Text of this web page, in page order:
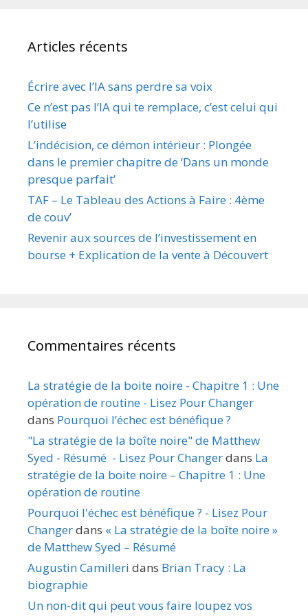
Articles récents
Écrire avec l’IA sans perdre sa voix
Ce n’est pas l’IA qui te remplace, c’est celui qui
l’utilise
L’indécision, ce démon intérieur : Plongée
dans le premier chapitre de ‘Dans un monde
presque parfait’
TAF – Le Tableau des Actions à Faire : 4ème
de couv’
Revenir aux sources de l’investissement en
bourse + Explication de la vente à Découvert
Commentaires récents
La stratégie de la boite noire - Chapitre 1 : Une
opération de routine - Lisez Pour Changer
dans Pourquoi l’échec est bénéfique ?
"La stratégie de la boîte noire" de Matthew
Syed - Résumé - Lisez Pour Changerdans La
stratégie de la boite noire – Chapitre 1 : Une
opération de routine
Pourquoi l'échec est bénéfique ? - Lisez Pour
Changerdans « La stratégie de la boîte noire »
de Matthew Syed – Résumé
Augustin Camilleri dans Brian Tracy : La
biographie
Un non-dit qui peut vous faire loupez vos